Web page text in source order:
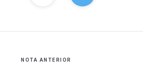
NOTA ANTERIOR